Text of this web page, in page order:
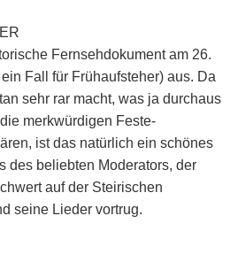
Fernsehdokument am 26.
Fall für Frühaufsteher) aus. Da
sehr rar macht, was ja durchaus
merkwürdigen Feste-
ist das natürlich ein schönes
des beliebten Moderators, der
auf der Steirischen
seine Lieder vortrug.